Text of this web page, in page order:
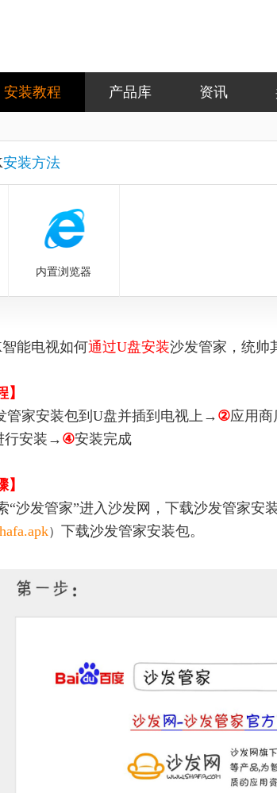
安装教程 产品库 资讯
安装方法
内置浏览器
能电视如何通过U盘安装沙发管家，统帅
】
管家安装包到U盘并插到电视上→ ②应用
行安装→ ④安装完成
】
“沙发管家”进入沙发网，下载沙发管家安
） 下载沙发管家安装包。